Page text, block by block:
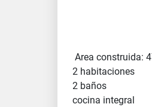
Area construida:
2 habitaciones
2 baños
cocina integral